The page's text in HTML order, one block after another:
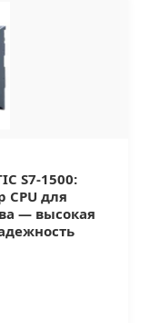
S7-1500:
CPU для
— высокая